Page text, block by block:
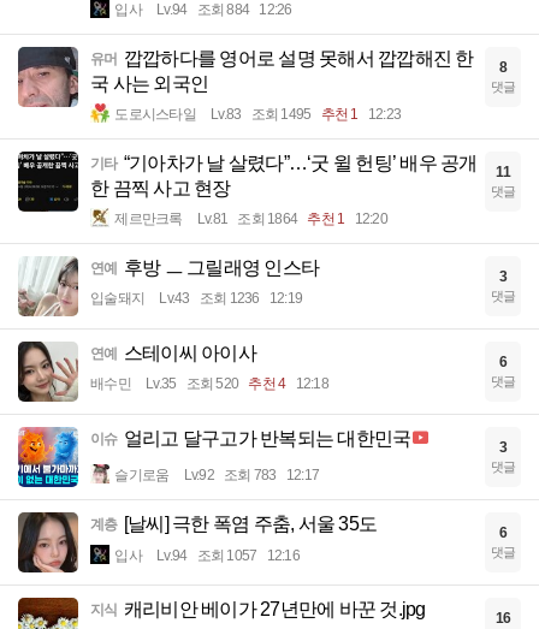
입사 Lv.94 조회 884 12:26
유머 깝깝하다를 영어로 설명 못해서 깝깝해진 한
국 사는 외국인
도로시스타일 Lv.83 조회 1495 추천 1 12:23
8
댓글
기타 “기아차가 날 살렸다”…‘굿 윌 헌팅’ 배우 공개
한 끔찍 사고 현장
제르만크록 Lv.81 조회 1864 추천 1 12:20
11
댓글
연예 후방 ㅡ 그릴래영 인스타
입술돼지 Lv.43 조회 1236 12:19
3
댓글
연예 스테이씨 아이사
배수민 Lv.35 조회 520 추천 4 12:18
6
댓글
이슈 얼리고 달구고가 반복되는 대한민국
슬기로움 Lv.92 조회 783 12:17
3
댓글
계층 [날씨] 극한 폭염 주춤, 서울 35도
입사 Lv.94 조회 1057 12:16
6
댓글
지식 캐리비안 베이가 27년만에 바꾼 것.jpg 16